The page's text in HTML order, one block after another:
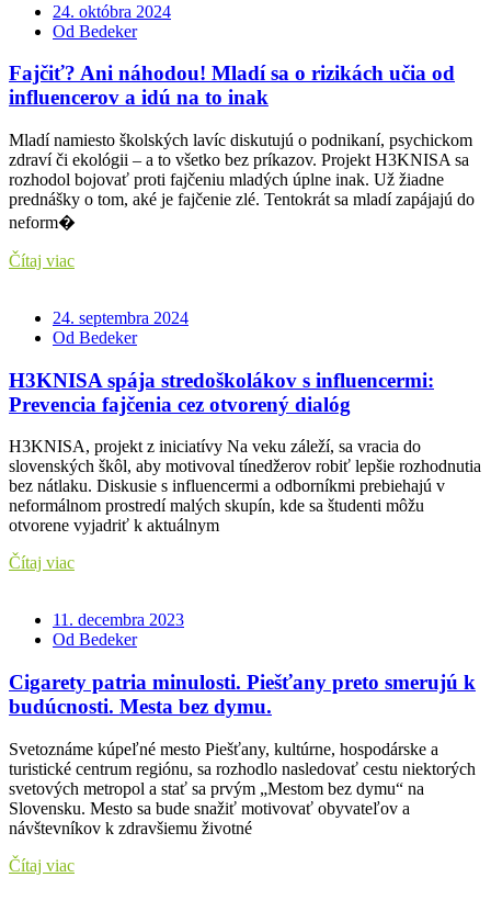
24. októbra 2024
Od Bedeker
Fajčiť? Ani náhodou! Mladí sa o rizikách učia od
influencerov a idú na to inak
Mladí namiesto školských lavíc diskutujú o podnikaní, psychickom
zdraví či ekológii – a to všetko bez príkazov. Projekt H3KNISA sa
rozhodol bojovať proti fajčeniu mladých úplne inak. Už žiadne
prednášky o tom, aké je fajčenie zlé. Tentokrát sa mladí zapájajú do
neform�
Čítaj viac
24. septembra 2024
Od Bedeker
H3KNISA spája stredoškolákov s influencermi:
Prevencia fajčenia cez otvorený dialóg
H3KNISA, projekt z iniciatívy Na veku záleží, sa vracia do
slovenských škôl, aby motivoval tínedžerov robiť lepšie rozhodnutia
bez nátlaku. Diskusie s influencermi a odborníkmi prebiehajú v
neformálnom prostredí malých skupín, kde sa študenti môžu
otvorene vyjadriť k aktuálnym
Čítaj viac
11. decembra 2023
Od Bedeker
Cigarety patria minulosti. Piešťany preto smerujú k
budúcnosti. Mesta bez dymu.
Svetoznáme kúpeľné mesto Piešťany, kultúrne, hospodárske a
turistické centrum regiónu, sa rozhodlo nasledovať cestu niektorých
svetových metropol a stať sa prvým „Mestom bez dymu“ na
Slovensku. Mesto sa bude snažiť motivovať obyvateľov a
návštevníkov k zdravšiemu životné
Čítaj viac